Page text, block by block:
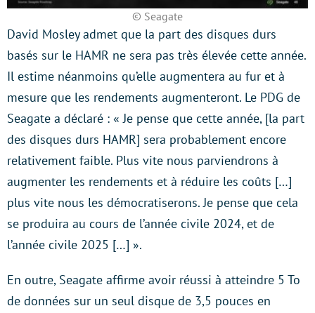
© Seagate
David Mosley admet que la part des disques durs
basés sur le HAMR ne sera pas très élevée cette année.
Il estime néanmoins qu’elle augmentera au fur et à
mesure que les rendements augmenteront. Le PDG de
Seagate a déclaré : « Je pense que cette année, [la part
des disques durs HAMR] sera probablement encore
relativement faible. Plus vite nous parviendrons à
augmenter les rendements et à réduire les coûts […]
plus vite nous les démocratiserons. Je pense que cela
se produira au cours de l’année civile 2024, et de
l’année civile 2025 […] ».
En outre, Seagate affirme avoir réussi à atteindre 5 To
de données sur un seul disque de 3,5 pouces en